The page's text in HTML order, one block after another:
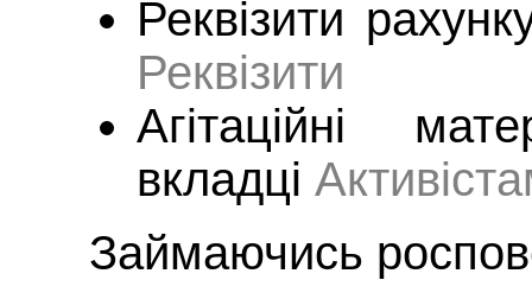
Реквізити
Реквізити
Агітаційні
вкладці
Займаючись